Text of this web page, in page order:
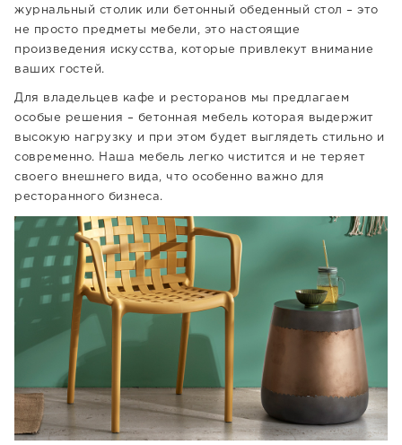
журнальный столик или бетонный обеденный стол – это
не просто предметы мебели, это настоящие
произведения искусства, которые привлекут внимание
ваших гостей.
Для владельцев кафе и ресторанов мы предлагаем
особые решения – бетонная мебель которая выдержит
высокую нагрузку и при этом будет выглядеть стильно и
современно. Наша мебель легко чистится и не теряет
своего внешнего вида, что особенно важно для
ресторанного бизнеса.